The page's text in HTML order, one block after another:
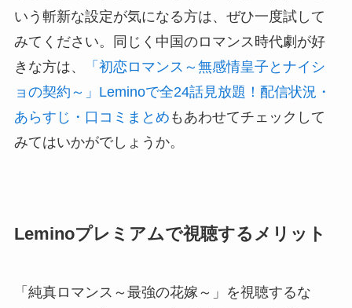
いう斬新な設定が気になる方は、ぜひ一度試して
みてください。同じく中国のロマンス時代劇が好
きな方は、
「初恋ロマンス～無感情皇子とナイシ
ョの契約～」Leminoで全24話見放題！配信状況・
あらすじ・口コミまとめ もあわせてチェックして
みてはいかがでしょうか。
Leminoプレミアムで視聴するメリット
「純真ロマンス～最強の花嫁～」を視聴するな